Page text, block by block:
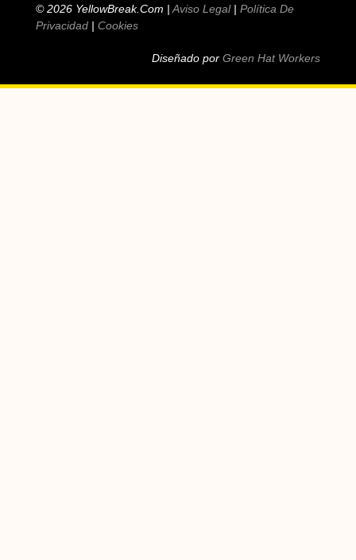
© 2026 YellowBreak.com | Aviso Legal| Política De
Privacidad| Cookies
Diseñado porGreen Hat Workers